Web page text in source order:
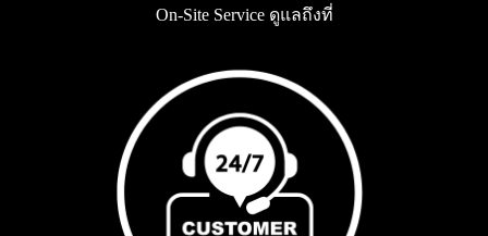
On-Site Service ดูแลถึงที่